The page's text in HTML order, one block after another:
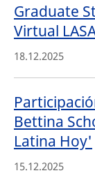
Graduate
Virtual
18.12.2025
Bettina
Latina Hoy'
15.12.2025